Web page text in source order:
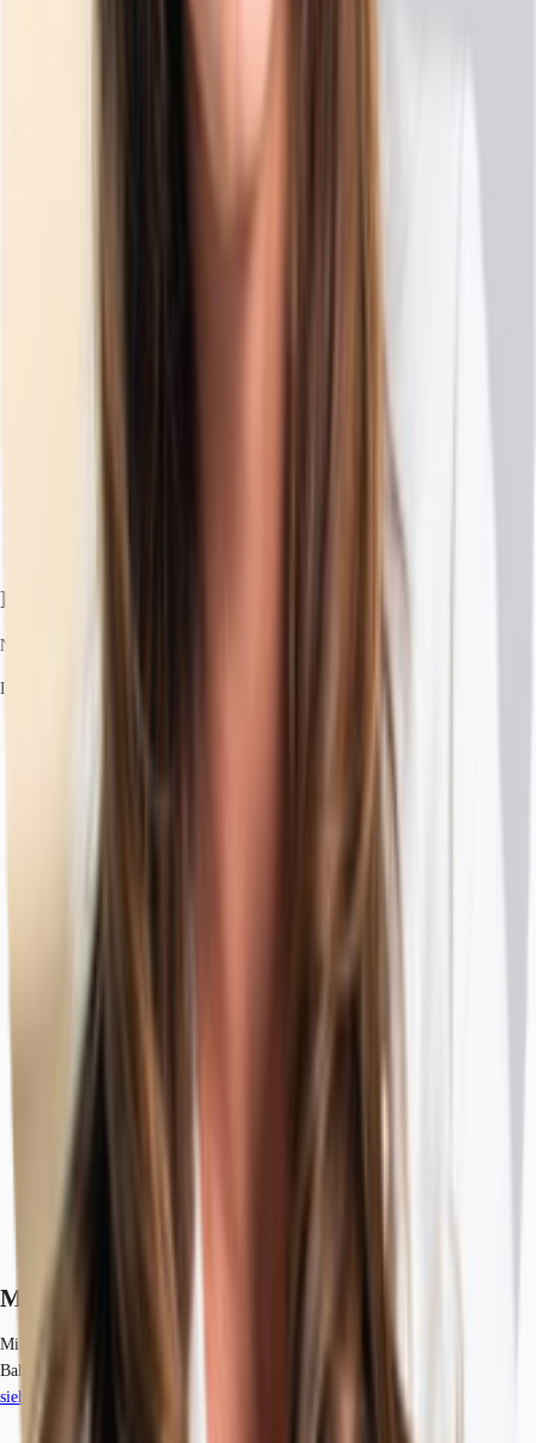
Ihr Kontakt
Nikolina Malek
Ihr Kontakt
Marktinformationen
Mietmarkt
Bahrenfeld, Hamburg
siehe